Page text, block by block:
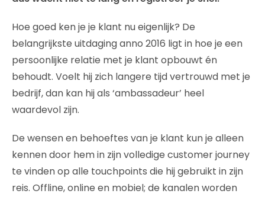
Hoe goed ken je je klant nu eigenlijk? De
belangrijkste uitdaging anno 2016 ligt in hoe je een
persoonlijke relatie met je klant opbouwt én
behoudt. Voelt hij zich langere tijd vertrouwd met je
bedrijf, dan kan hij als ‘ambassadeur’ heel
waardevol zijn.
De wensen en behoeftes van je klant kun je alleen
kennen door hem in zijn volledige customer journey
te vinden op alle touchpoints die hij gebruikt in zijn
reis. Offline, online en mobiel; de kanalen worden